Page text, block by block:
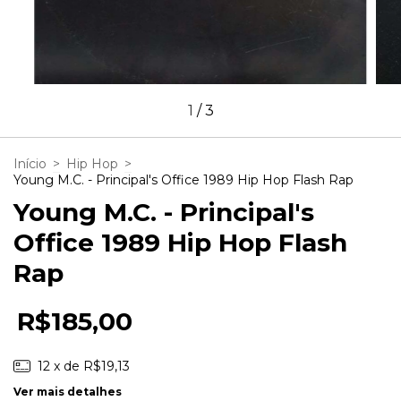
1 /3
Início > Hip Hop >
Young M.C. - Principal's Office 1989 Hip Hop Flash Rap
Young M.C. - Principal's
Office 1989 Hip Hop Flash
Rap
R$185,00
12 x de R$19,13
Ver mais detalhes